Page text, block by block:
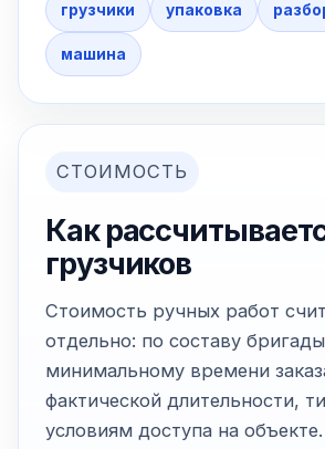
грузчики упаковка
машина
СТОИМОСТЬ
Как
грузчиков
Стоимость ручных работ
отдельно: по составу
минимальному времени
фактической длительности,
условиям доступа на объекте.